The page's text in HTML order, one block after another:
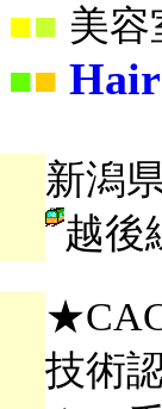
■ 美容
■■
新潟
越後
技術